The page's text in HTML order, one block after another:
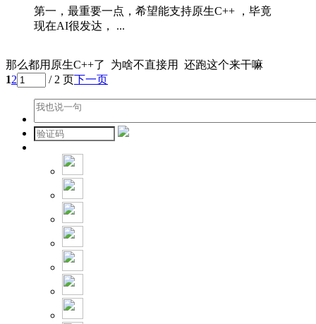
第一，最重要一点，希望能支持原生C++ ，毕竟
现在AI很发达， ...
那么都用原生C++了 为啥不直接用 还跑这个来干嘛
12 / 2 页下一页